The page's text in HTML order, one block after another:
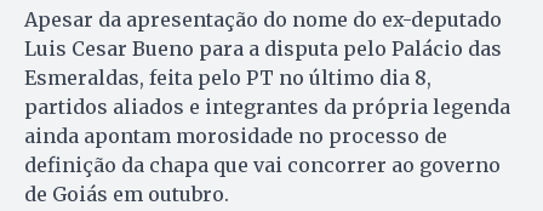
Apesar da apresentação do nome do ex-deputado
Luis Cesar Bueno para a disputa pelo Palácio das
Esmeraldas, feita pelo PT no último dia 8,
partidos aliados e integrantes da própria legenda
ainda apontam morosidade no processo de
definição da chapa que vai concorrer ao governo
de Goiás em outubro.